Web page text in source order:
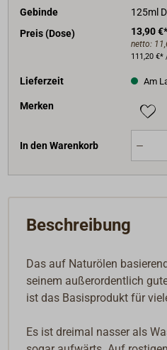
Gebinde
125ml
Preis (Dose)
13,90 €*
netto:
111,20 €* /
Lieferzeit Am
Merken
In den Warenkorb
Beschreibung
Das auf Naturölen
seinem außerordentlich
ist das Basisprodukt für
Es ist dreimal nasser als